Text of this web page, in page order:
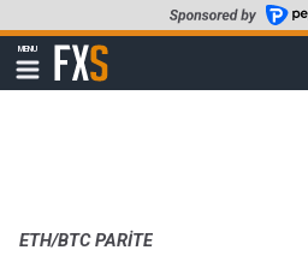
to
main
content
MENU
Show
navigation
FXStreet
ETH/BTC PARITE